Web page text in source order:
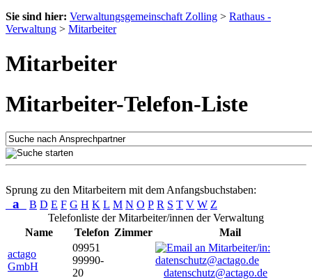
Sie sind hier: Verwaltungsgemeinschaft Zolling > Rathaus -
Verwaltung > Mitarbeiter
Mitarbeiter
Mitarbeiter-Telefon-Liste
Sprung zu den Mitarbeitern mit dem Anfangsbuchstaben:
a B D E F G H K L M N O P R S T V W Z
Telefonliste der Mitarbeiter/innen der Verwaltung
Name
Telefon Zimmer
Mail
actago
GmbH
09951
99990-
20
datenschutz@actago.de